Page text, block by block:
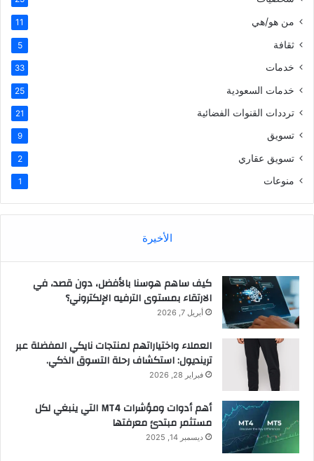
من هو/هي 11
ثقافة 5
خدمات 33
خدمات السعودية 25
ترددات القنوات الفضائية 21
تسويق 9
تسويق عقاري 2
منوعات 1
الأخيرة
كيف ساهم هوسنا بالأفضل، دون قصد، في
الارتقاء بمستوى الترفيه الإلكتروني؟
أبريل 7, 2026
العملاء واختياراتهم لمنتجات نايكي المفضلة عبر
ترينديول: استكشاف رحلة التسوق الذكي.
فبراير 28, 2026
أهم أدوات ومؤشرات MT4 التي ينبغي لكل
مستثمر مبتدئ معرفتها
ديسمبر 14, 2025